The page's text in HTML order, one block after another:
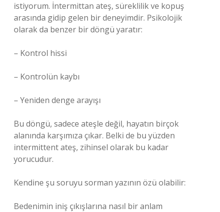
istiyorum. İntermittan ateş, süreklilik ve kopuş
arasında gidip gelen bir deneyimdir. Psikolojik
olarak da benzer bir döngü yaratır:
– Kontrol hissi
– Kontrolün kaybı
– Yeniden denge arayışı
Bu döngü, sadece ateşle değil, hayatın birçok
alanında karşımıza çıkar. Belki de bu yüzden
intermittent ateş, zihinsel olarak bu kadar
yorucudur.
Kendine şu soruyu sorman yazının özü olabilir:
Bedenimin iniş çıkışlarına nasıl bir anlam